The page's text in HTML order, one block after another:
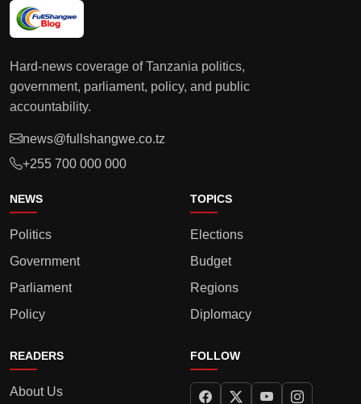
Hard-news coverage of Tanzania politics,
government, parliament, policy, and public
accountability.
news@fullshangwe.co.tz
+255 700 000 000
NEWS
Politics
Government
Parliament
Policy
TOPICS
Elections
Budget
Regions
Diplomacy
READERS
About Us
FOLLOW